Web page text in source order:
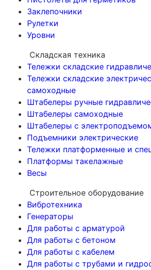
Заклепочники
Рулетки
Уровни
Складская техника
Тележки складские
Тележки складские
самоходные
Штабелеры ручные
Штабелеры самоходные
Штабелеры с
Подъемники электрические
Тележки платформенные и
Платформы такелажные
Весы
Строительное оборудование
Вибротехника
Генераторы
Для работы с арматурой
Для работы с бетоном
Для работы с кабелем
Для работы с трубами и